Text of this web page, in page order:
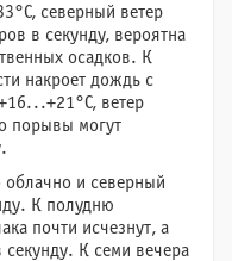
северный ветер
в секунду, вероятна
осадков. К
накроет дождь с
ветер
порывы могут
облачно и северный
К полудню
почти исчезнут, а
секунду. К семи вечера